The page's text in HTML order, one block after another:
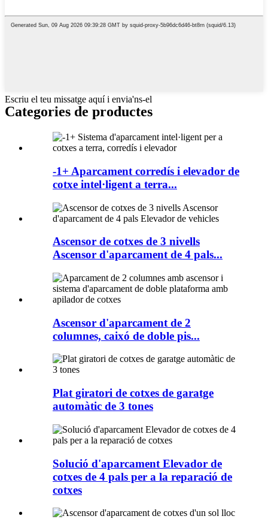
Escriu el teu missatge aquí i envia'ns-el
Categories de productes
-1+ Aparcament corredís i elevador de
cotxe intel·ligent a terra...
Ascensor de cotxes de 3 nivells
Ascensor d'aparcament de 4 pals...
Ascensor d'aparcament de 2
columnes, caixó de doble pis...
Plat giratori de cotxes de garatge
automàtic de 3 tones
Solució d'aparcament Elevador de
cotxes de 4 pals per a la reparació de
cotxes